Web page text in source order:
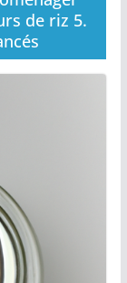
de riz 5.